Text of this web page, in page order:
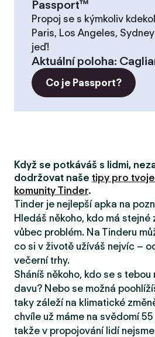
Passport™
Propoj se s kýmkoliv
Paris, Los Angeles,
jeď!
Aktuální poloha:
Co je Passport?
Když se potkáváš s lidmi,
dodržovat naše tipy pro
komunity Tinder.
Tinder je nejlepší apka na
Hledáš někoho, kdo má stejné
vůbec problém. Na Tinderu
co si v životě užíváš nejvíc –
večerní trhy.
Sháníš někoho, kdo se s
davu? Nebo se možná
taky záleží na klimatické
chvíle už máme na svědomí
takže v propojování lidí